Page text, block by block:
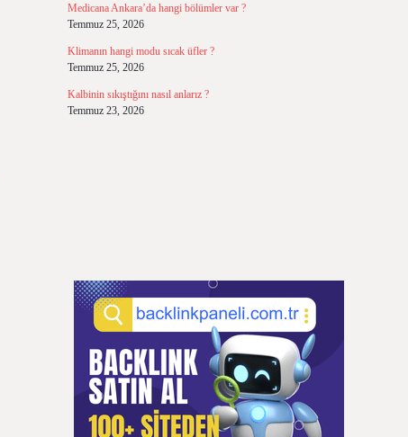
Medicana Ankara’da hangi bölümler var ?
Temmuz 25, 2026
Klimanın hangi modu sıcak üfler ?
Temmuz 25, 2026
Kalbinin sıkıştığını nasıl anlarız ?
Temmuz 23, 2026